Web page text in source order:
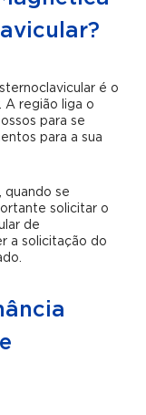
é o
A região liga o
para se
para a sua
quando se
solicitar o
de
a solicitação do